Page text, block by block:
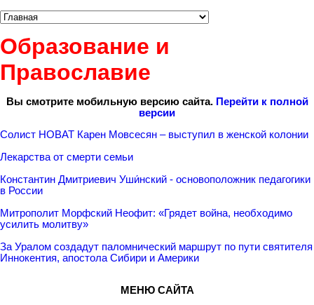
Образование и
Православие
Вы смотрите мобильную версию сайта. Перейти к полной
версии
Солист НОВАТ Карен Мовсесян – выступил в женской колонии
Лекарства от смерти семьи
Константин Дмитриевич Уши́нский - основоположник педагогики
в России
Митрополит Морфский Неофит: «Грядет война, необходимо
усилить молитву»
За Уралом создадут паломнический маршрут по пути святителя
Иннокентия, апостола Сибири и Америки
МЕНЮ САЙТА